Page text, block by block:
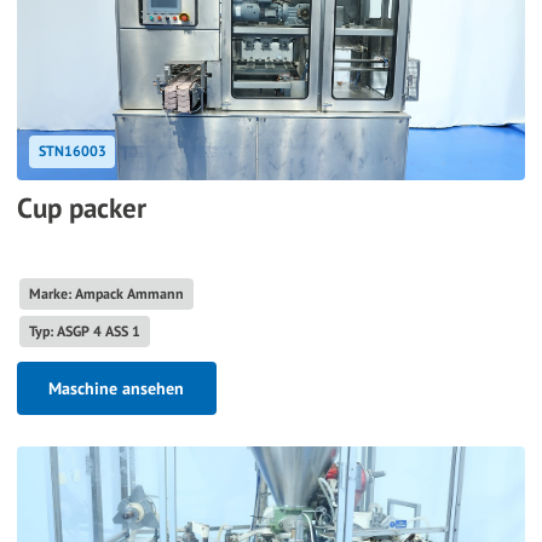
STN16003
Cup packer
Marke: Ampack Ammann
Typ: ASGP 4 ASS 1
Maschine ansehen